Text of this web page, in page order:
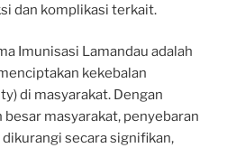
dan komplikasi terkait.
Imunisasi Lamandau adalah
kekebalan
di masyarakat. Dengan
masyarakat, penyebaran
secara signifikan,